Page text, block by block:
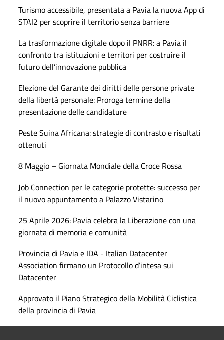
Turismo accessibile, presentata a Pavia la nuova App di
STAI2 per scoprire il territorio senza barriere
La trasformazione digitale dopo il PNRR: a Pavia il
confronto tra istituzioni e territori per costruire il
futuro dell’innovazione pubblica
Elezione del Garante dei diritti delle persone private
della libertà personale: Proroga termine della
presentazione delle candidature
Peste Suina Africana: strategie di contrasto e risultati
ottenuti
8 Maggio – Giornata Mondiale della Croce Rossa
Job Connection per le categorie protette: successo per
il nuovo appuntamento a Palazzo Vistarino
25 Aprile 2026: Pavia celebra la Liberazione con una
giornata di memoria e comunità
Provincia di Pavia e IDA - Italian Datacenter
Association firmano un Protocollo d’intesa sui
Datacenter
Approvato il Piano Strategico della Mobilità Ciclistica
della provincia di Pavia